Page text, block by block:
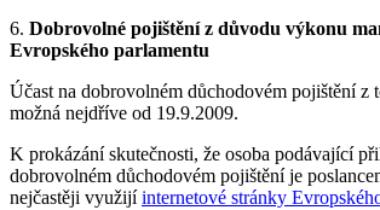
6. Dobrovolné pojištění z důvodu výkonu
Evropského parlamentu
Účast na dobrovolném důchodovém pojištění z
možná nejdříve od 19.9.2009.
K prokázání skutečnosti, že osoba podávající
dobrovolném důchodovém pojištění je
nejčastěji využijíinternetové stránky